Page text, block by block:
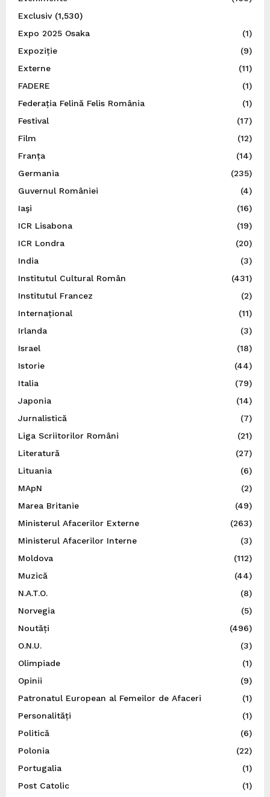
Exclusiv(1,530)
Expo 2025 Osaka
(1)
Expoziție
(9)
Externe
(11)
FADERE
(1)
Federația Felină Felis România
(1)
Festival
(17)
Film
(12)
Franța
(14)
Germania
(235)
Guvernul României
(4)
Iaşi
(16)
ICR Lisabona
(19)
ICR Londra
(20)
India
(3)
Institutul Cultural Român
(431)
Institutul Francez
(2)
Internațional
(11)
Irlanda
(3)
Israel
(18)
Istorie
(44)
Italia
(79)
Japonia
(14)
Jurnalistică
(7)
Liga Scriitorilor Români
(21)
Literatură
(27)
Lituania
(6)
MApN
(2)
Marea Britanie
(49)
Ministerul Afacerilor Externe
(263)
Ministerul Afacerilor Interne
(3)
Moldova
(112)
Muzică
(44)
N.A.T.O.
(8)
Norvegia
(5)
Noutăți
(496)
O.N.U.
(3)
Olimpiade
(1)
Opinii
(9)
Patronatul European al Femeilor de Afaceri
(1)
Personalități
(1)
Politică
(6)
Polonia
(22)
Portugalia
(1)
Post Catolic
(1)